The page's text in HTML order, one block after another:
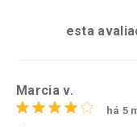
esta
Marcia v.
há 5